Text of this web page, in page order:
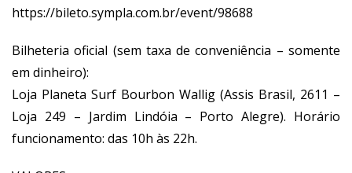
https://bileto.sympla.com.br/event/98688
Bilheteria oficial (sem taxa de conveniência – somente
em dinheiro):
Loja Planeta Surf Bourbon Wallig (Assis Brasil, 2611 –
Loja 249 – Jardim Lindóia – Porto Alegre). Horário
funcionamento: das 10h às 22h.